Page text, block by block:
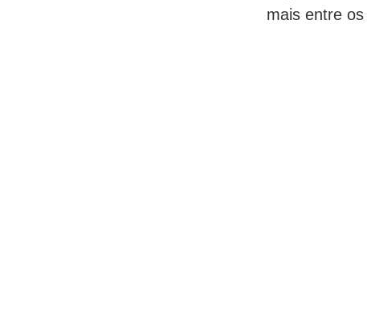
mais entre